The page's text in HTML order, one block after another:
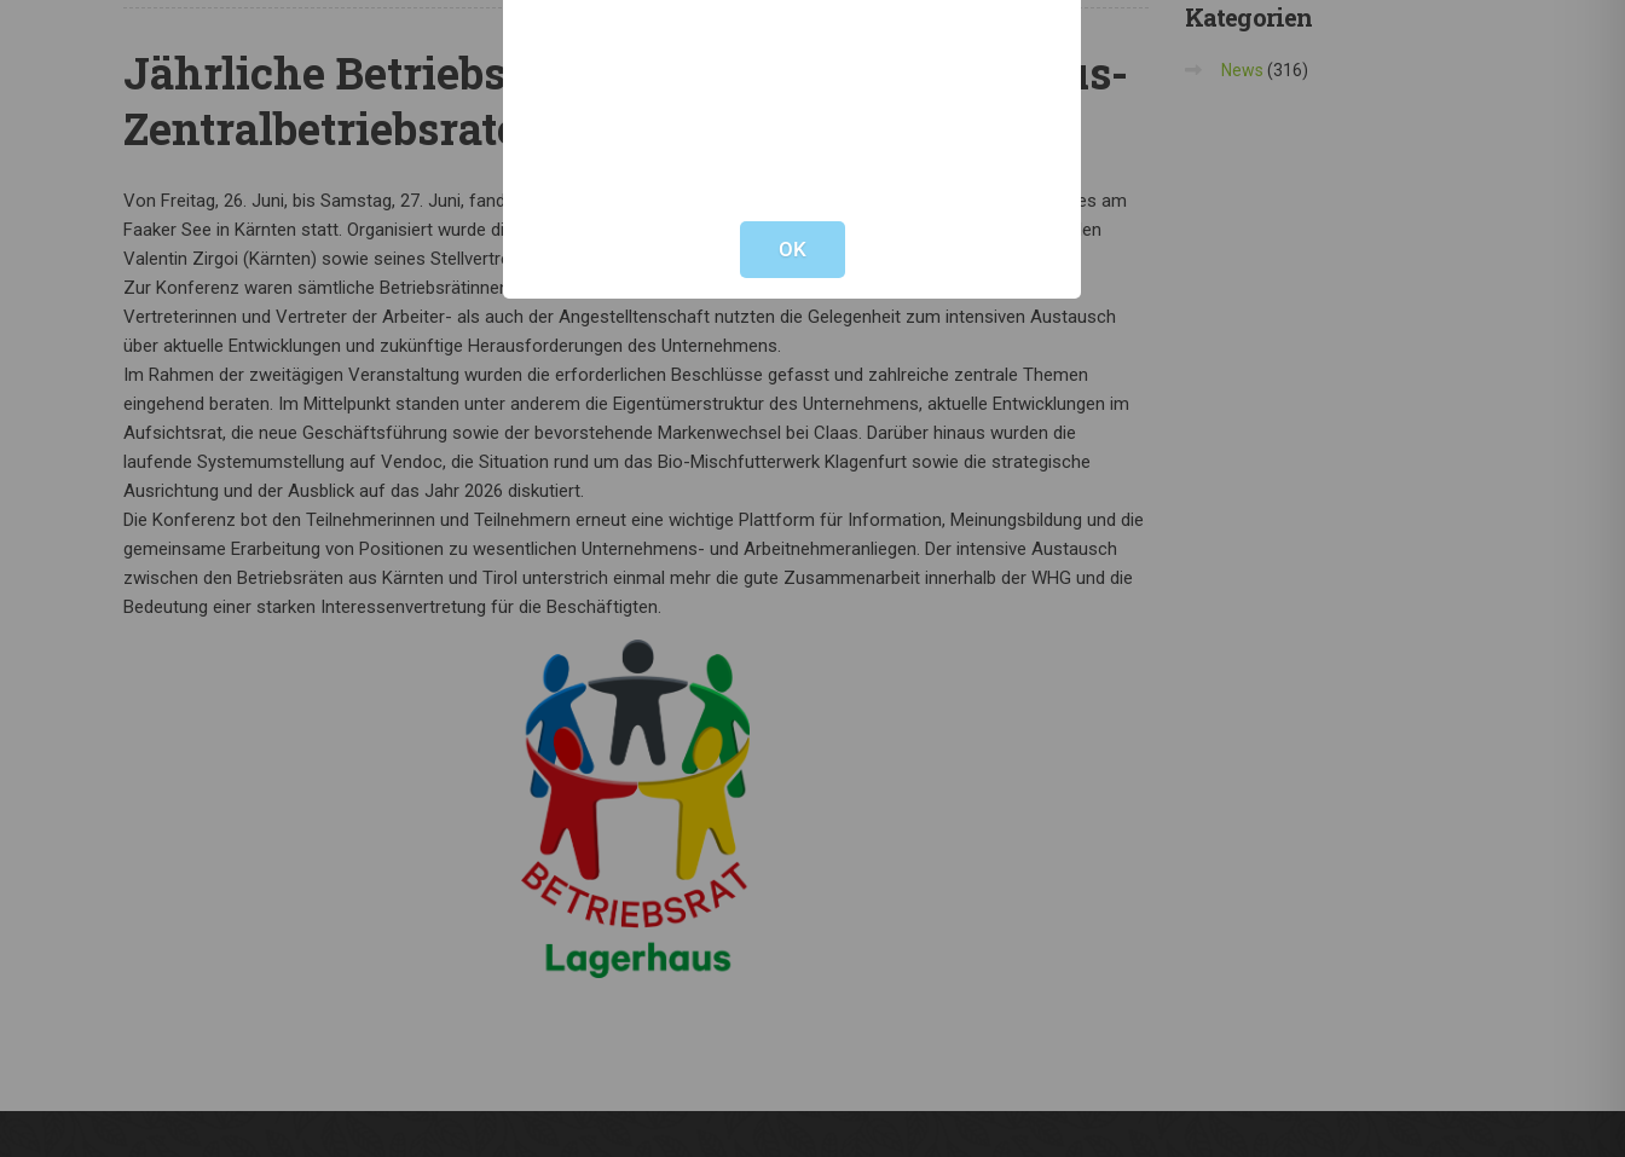
Jährliche Betriebsrätekonferenz des Lagerhaus-
Zentralbetriebsrates am Faaker See
Von Freitag, 26. Juni, bis Samstag, 27. Juni, fand die diesjährige Betriebsrätekonferenz des Lagerhaus-Zentralbetriebsrates am
Faaker See in Kärnten statt. Organisiert wurde die Veranstaltung vom Zentralbetriebsrat unter der Leitung des Vorsitzenden
Valentin Zirgoi (Kärnten) sowie seines Stellvertreters Andreas Deutschmann (Tirol).
Zur Konferenz waren sämtliche Betriebsrätinnen und Betriebsräte der WHG aus Kärnten und Tirol eingeladen. Sowohl die
Vertreterinnen und Vertreter der Arbeiter- als auch der Angestelltenschaft nutzten die Gelegenheit zum intensiven Austausch
über aktuelle Entwicklungen und zukünftige Herausforderungen des Unternehmens.
Im Rahmen der zweitägigen Veranstaltung wurden die erforderlichen Beschlüsse gefasst und zahlreiche zentrale Themen
eingehend beraten. Im Mittelpunkt standen unter anderem die Eigentümerstruktur des Unternehmens, aktuelle Entwicklungen im
Aufsichtsrat, die neue Geschäftsführung sowie der bevorstehende Markenwechsel bei Claas. Darüber hinaus wurden die
laufende Systemumstellung auf Vendoc, die Situation rund um das Bio-Mischfutterwerk Klagenfurt sowie die strategische
Ausrichtung und der Ausblick auf das Jahr 2026 diskutiert.
Die Konferenz bot den Teilnehmerinnen und Teilnehmern erneut eine wichtige Plattform für Information, Meinungsbildung und die
gemeinsame Erarbeitung von Positionen zu wesentlichen Unternehmens- und Arbeitnehmeranliegen. Der intensive Austausch
zwischen den Betriebsräten aus Kärnten und Tirol unterstrich einmal mehr die gute Zusammenarbeit innerhalb der WHG und die
Bedeutung einer starken Interessenvertretung für die Beschäftigten.
Kategorien
News (316)
OK